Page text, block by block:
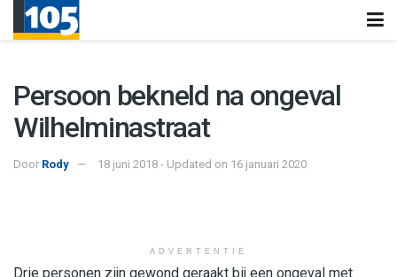
Persoon bekneld na ongeval
Wilhelminastraat
Door Rody 18 juni 2018 - Updated on 16 januari 2020
ADVERTENTIE
Drie personen zijn gewond geraakt bij een ongeval met